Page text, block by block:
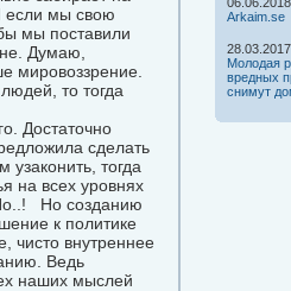
если мы свою
мы поставили
Думаю,
мировоззрение.
то тогда
Достаточно
сделать
тогда
на всех уровнях
Но созданию
к политике
чисто внутреннее
Ведь
наших мыслей
Arkaim.se
Молодая
вредных
снимут